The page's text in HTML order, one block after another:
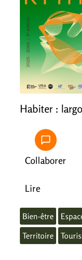
Habiter :
Collaborer
Lire
Bien-être
Territoire